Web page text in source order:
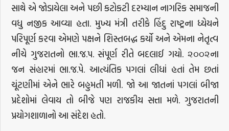
સાથે એ જોડાયેલા અને પછી કટોકટી દરમ્યાન નાગરિક સમાજની
વધુ નજીક આવ્યા હતા. મુખ્ય મંત્રી તરીકે હિંદુ રાષ્ટ્રના ધ્યેયને
પરિપૂર્ણ કરવા એમણે પક્ષને શિસ્તબદ્ધ કર્યો અને એમના નેતૃત્વ
નીચે ગુજરાતનો ભા.જ.પ. સંપૂર્ણ રીતે બદલાઈ ગયો. ૨૦૦૨ના
જન સંહારમાં ભા.જ.પે. આત્યંતિક પગલાં લીધાં હતાં તેમ છતાં
ચૂંટણીમાં એને ભારે બહુમતી મળી. જો આ જાતનાં પગલાં બીજા
પ્રદેશોમાં લેવાય તો બીજે પણ રાજકીય સત્તા મળે. ગુજરાતની
પ્રયોગશાળાનો આ સંદેશ હતો.